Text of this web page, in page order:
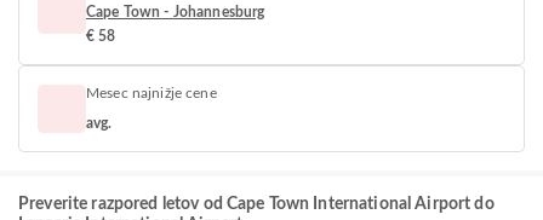
Cape Town - Johannesburg
€ 58
Mesec najnižje cene
avg.
Preverite razpored letov od Cape Town International Airport do